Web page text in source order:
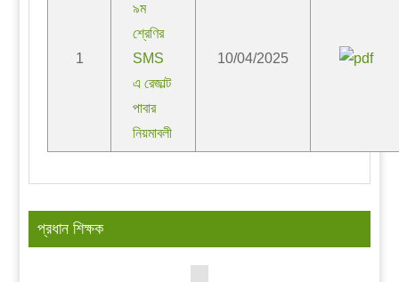
1
৯ম
শ্রেণির
SMS
এ রেজাল্ট
পাবার
নিয়মাবলী
10/04/2025
প্রধান শিক্ষক